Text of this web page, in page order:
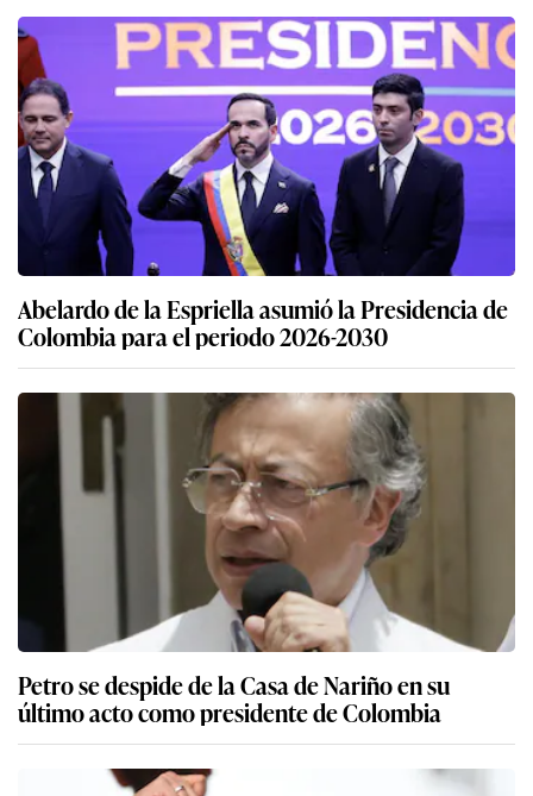
Abelardo de la Espriella asumió la Presidencia de
Colombia para el periodo 2026-2030
Petro se despide de la Casa de Nariño en su
último acto como presidente de Colombia